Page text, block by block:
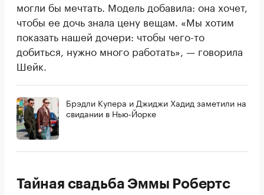
могли бы мечтать. Модель добавила: она хочет,
чтобы ее дочь знала цену вещам. «Мы хотим
показать нашей дочери: чтобы чего-то
добиться, нужно много работать», — говорила
Шейк.
Брэдли Купера и Джиджи Хадид заметили на
свидании в Нью-Йорке
Тайная свадьба Эммы Робертс